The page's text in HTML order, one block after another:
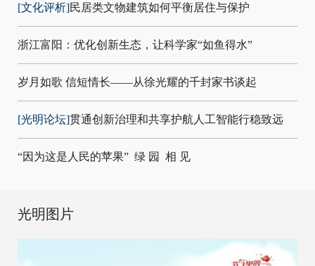
[文化评析]民居类文物建筑如何平衡居住与保护
浙江富阳：优化创新生态，让科学家“如鱼得水”
岁月如歌 信短情长——从徐光耀的千封家书谈起
[光明论坛]贯通创新治理和共享护航人工智能行稳致远
“因为这是人民的苹果” 绿 园 相 见
光明图片